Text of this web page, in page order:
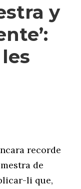
y
recorde
de
li que,